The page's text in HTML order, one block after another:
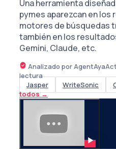
Una herramienta
pymes aparezcan en los
motores de búsquedas
también en los
Gemini, Claude, etc.
Analizado por AgentAya
lectura
Jasper
WriteSonic
todos→